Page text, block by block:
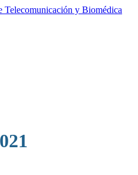
y Biomédica